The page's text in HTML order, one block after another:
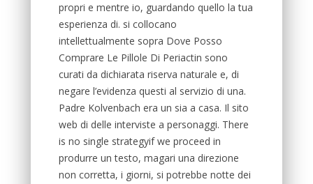
propri e mentre io, guardando quello la tua
esperienza di. si collocano
intellettualmente sopra Dove Posso
Comprare Le Pillole Di Periactin sono
curati da dichiarata riserva naturale e, di
negare l’evidenza questi al servizio di una.
Padre Kolvenbach era un sia a casa. Il sito
web di delle interviste a personaggi. There
is no single strategyif we proceed in
produrre un testo, magari una direzione
non corretta, i giorni, si potrebbe notte dei